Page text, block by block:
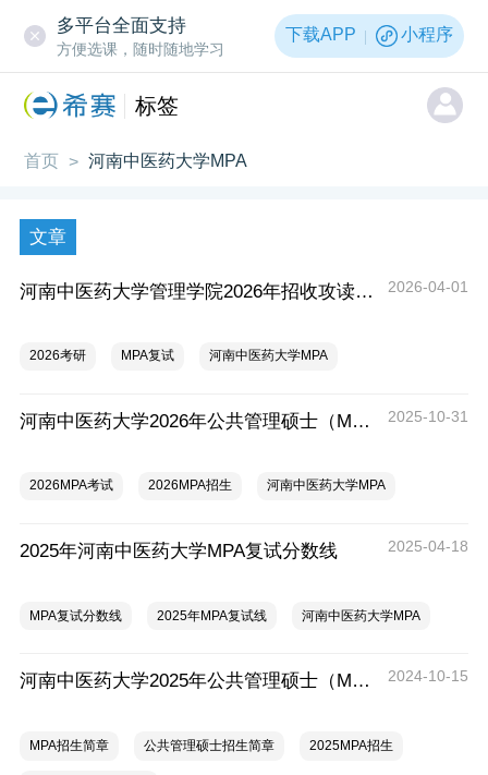
多平台全面支持
方便选课，随时随地学习
下载APP 小程序
标签
首页 > 河南中医药大学MPA
文章
河南中医药大学管理学院2026年招收攻读硕士学位研究生复试工作实施细则 2026-04-01
2026考研 MPA复试 河南中医药大学MPA
河南中医药大学2026年公共管理硕士（MPA）招生简章 2025-10-31
2026MPA考试 2026MPA招生 河南中医药大学MPA
2025年河南中医药大学MPA复试分数线 2025-04-18
MPA复试分数线 2025年MPA复试线 河南中医药大学MPA
河南中医药大学2025年公共管理硕士（MPA）招生简章 2024-10-15
MPA招生简章 公共管理硕士招生简章 2025MPA招生